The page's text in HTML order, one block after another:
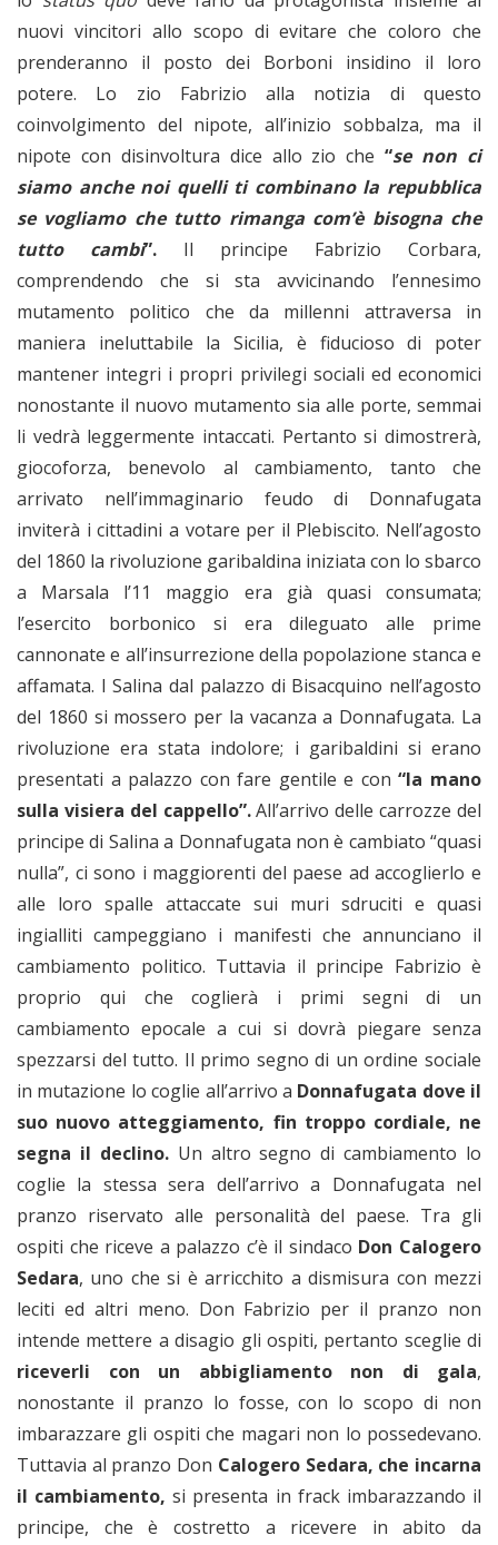
nuovi vincitori allo scopo di evitare che coloro che
prenderanno il posto dei Borboni insidino il loro
potere. Lo zio Fabrizio alla notizia di questo
coinvolgimento del nipote, all’inizio sobbalza, ma il
nipote con disinvoltura dice allo zio che“se non ci
siamo anche noi quelli ti combinano la repubblica
se vogliamo che tutto rimanga com’è bisogna che
tutto cambi”. Il principe Fabrizio Corbara,
comprendendo che si sta avvicinando l’ennesimo
mutamento politico che da millenni attraversa in
maniera ineluttabile la Sicilia, è fiducioso di poter
mantener integri i propri privilegi sociali ed economici
nonostante il nuovo mutamento sia alle porte, semmai
li vedrà leggermente intaccati. Pertanto si dimostrerà,
giocoforza, benevolo al cambiamento, tanto che
arrivato nell’immaginario feudo di Donnafugata
inviterà i cittadini a votare per il Plebiscito. Nell’agosto
del 1860 la rivoluzione garibaldina iniziata con lo sbarco
a Marsala l’11 maggio era già quasi consumata;
l’esercito borbonico si era dileguato alle prime
cannonate e all’insurrezione della popolazione stanca e
affamata. I Salina dal palazzo di Bisacquino nell’agosto
del 1860 si mossero per la vacanza a Donnafugata. La
rivoluzione era stata indolore; i garibaldini si erano
presentati a palazzo con fare gentile e con“la mano
sulla visiera del cappello”.All’arrivo delle carrozze del
principe di Salina a Donnafugata non è cambiato “quasi
nulla”, ci sono i maggiorenti del paese ad accoglierlo e
alle loro spalle attaccate sui muri sdruciti e quasi
ingialliti campeggiano i manifesti che annunciano il
cambiamento politico. Tuttavia il principe Fabrizio è
proprio qui che coglierà i primi segni di un
cambiamento epocale a cui si dovrà piegare senza
spezzarsi del tutto. Il primo segno di un ordine sociale
in mutazione lo coglie all’arrivo a Donnafugata dove il
suo nuovo atteggiamento, fin troppo cordiale, ne
segna il declino. Un altro segno di cambiamento lo
coglie la stessa sera dell’arrivo a Donnafugata nel
pranzo riservato alle personalità del paese. Tra gli
ospiti che riceve a palazzo c’è il sindaco Don Calogero
Sedara, uno che si è arricchito a dismisura con mezzi
leciti ed altri meno. Don Fabrizio per il pranzo non
intende mettere a disagio gli ospiti, pertanto sceglie di
riceverli con un abbigliamento non di gala,
nonostante il pranzo lo fosse, con lo scopo di non
imbarazzare gli ospiti che magari non lo possedevano.
Tuttavia al pranzo Don Calogero Sedara, che incarna
il cambiamento, si presenta in frack imbarazzando il
principe, che è costretto a ricevere in abito da